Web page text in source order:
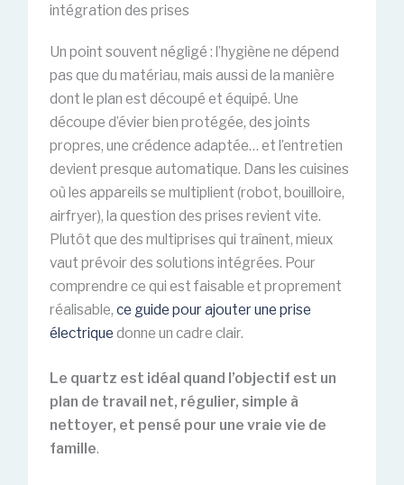
intégration des prises
Un point souvent négligé : l’hygiène ne dépend
pas que du matériau, mais aussi de la manière
dont le plan est découpé et équipé. Une
découpe d’évier bien protégée, des joints
propres, une crédence adaptée… et l’entretien
devient presque automatique. Dans les cuisines
où les appareils se multiplient (robot, bouilloire,
airfryer), la question des prises revient vite.
Plutôt que des multiprises qui traînent, mieux
vaut prévoir des solutions intégrées. Pour
comprendre ce qui est faisable et proprement
réalisable, ce guide pour ajouter une prise
électrique donne un cadre clair.
Le quartz est idéal quand l’objectif est un
plan de travail net, régulier, simple à
nettoyer, et pensé pour une vraie vie de
famille.